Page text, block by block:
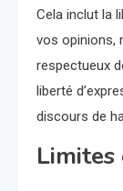
Cela inclut la
vos opinions,
respectueux
liberté
discours de